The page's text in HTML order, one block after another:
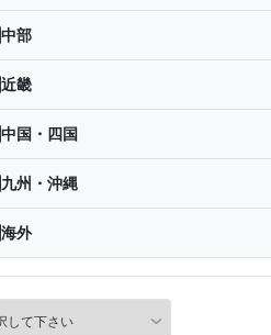
青森県
岩手県
宮城県
秋田県
茨城県
栃木県
群馬県
埼玉県
千葉県
神奈川県
中部
新潟県
富山県
石川県
福井県
長野県
近畿
三重県
滋賀県
京都府
大阪府
兵庫県
中国・四国
鳥取県
島根県
岡山県
広島県
九州・沖縄
福岡県
佐賀県
長崎県
海外
海外